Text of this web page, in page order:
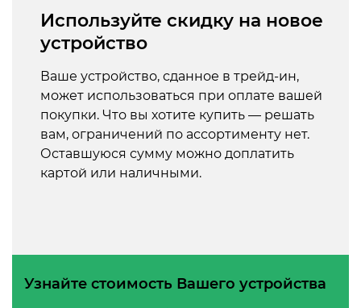
Используйте скидку на новое
устройство
Ваше устройство, сданное в трейд-ин,
может использоваться при оплате вашей
покупки. Что вы хотите купить — решать
вам, ограничений по ассортименту нет.
Оставшуюся сумму можно доплатить
картой или наличными.
Узнайте стоимость Вашего устройства